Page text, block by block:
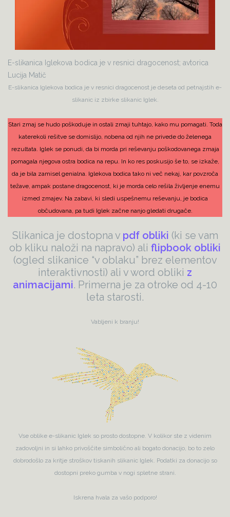
E-slikanica Iglekova bodica je v resnici dragocenost; avtorica
Lucija Matič
E-slikanica Iglekova bodica je v resnici dragocenost je deseta od petnajstih e-
slikanic iz zbirke slikanic Iglek.
Stari zmaj se hudo poškoduje in ostali zmaji tuhtajo, kako mu pomagati. Toda
katerekoli rešitve se domislijo, nobena od njih ne privede do želenega
rezultata. Iglek se ponudi, da bi morda pri reševanju poškodovanega zmaja
pomagala njegova ostra bodica na repu. In ko res poskusijo še to, se izkaže,
da je bila zamisel genialna. Iglekova bodica tako ni več nekaj, kar povzroča
težave, ampak postane dragocenost, ki je morda celo rešila življenje enemu
izmed zmajev. Na zabavi, ki sledi uspešnemu reševanju, je bodica
občudovana, pa tudi Iglek začne nanjo gledati drugače.
Slikanica je dostopna v pdf obliki (ki se vam
ob kliku naloži na napravo) ali flipbook obliki
(ogled slikanice “v oblaku” brez elementov
interaktivnosti) ali v word obliki z
animacijami. Primerna je za otroke od 4-10
leta starosti.
Vabljeni k branju!
Vse oblike e-slikanic Iglek so prosto dostopne. V kolikor ste z videnim
zadovoljni in si lahko privoščite simbolično ali bogato donacijo, bo to zelo
dobrodošlo za kritje stroškov tiskanih slikanic Iglek. Podatki za donacijo so
dostopni preko gumba v nogi spletne strani.
Iskrena hvala za vašo podporo!